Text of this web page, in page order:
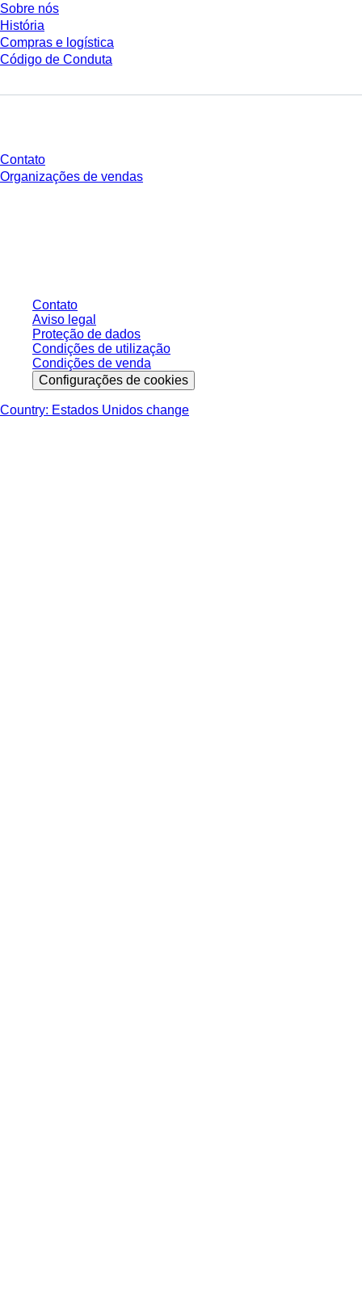
Sobre nós
História
Compras e logística
Código de Conduta
Contato
Organizações de vendas
Contato
Aviso legal
Proteção de dados
Condições de utilização
Condições de venda
Configurações de cookies
Country: Estados Unidos change